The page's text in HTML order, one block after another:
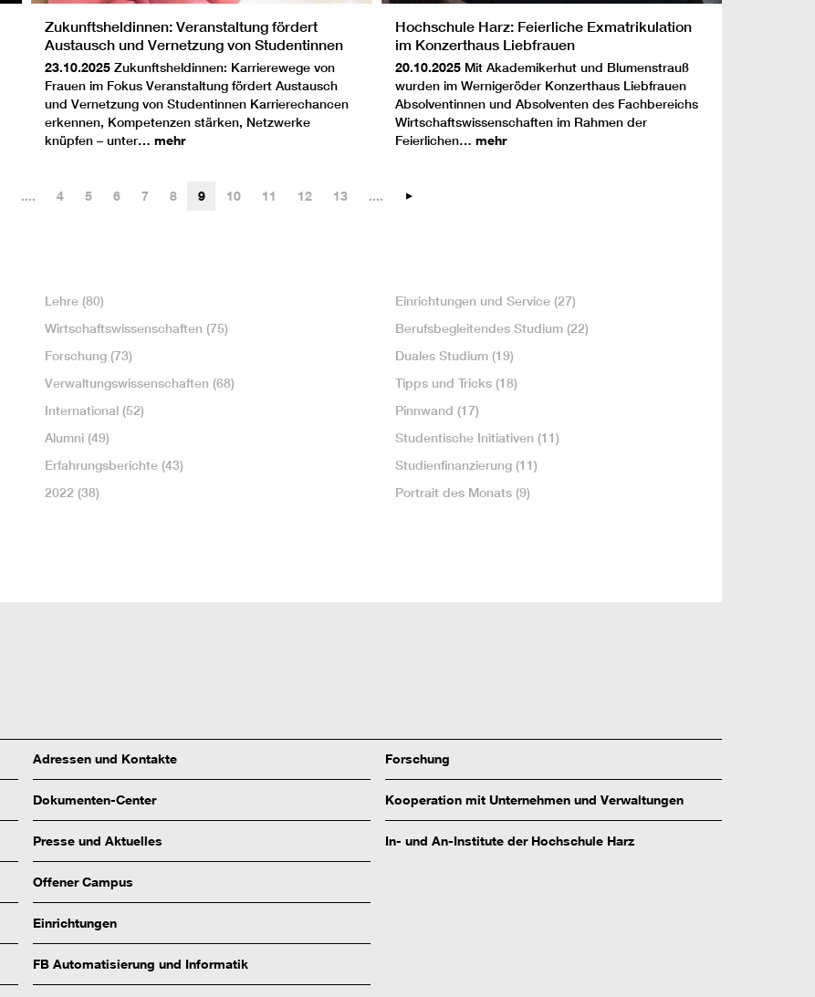
Zukunftsheldinnen: Veranstaltung fördert
Austausch und Vernetzung von Studentinnen
23.10.2025Zukunftsheldinnen: Karrierewege von
Frauen im Fokus Veranstaltung fördert Austausch
und Vernetzung von Studentinnen Karrierechancen
erkennen, Kompetenzen stärken, Netzwerke
knüpfen – unter…mehr
Hochschule Harz: Feierliche Exmatrikulation
im Konzerthaus Liebfrauen
20.10.2025 Mit Akademikerhut und Blumenstrauß
wurden im Wernigeröder Konzerthaus Liebfrauen
Absolventinnen und Absolventen des Fachbereichs
Wirtschaftswissenschaften im Rahmen der
Feierlichen… mehr
.... 4 5 6 7 8 9 10 11 12 13 ....
Lehre (80)
Wirtschaftswissenschaften (75)
Forschung (73)
Verwaltungswissenschaften (68)
International (52)
Alumni (49)
Erfahrungsberichte (43)
2022 (38)
Einrichtungen und Service (27)
Berufsbegleitendes Studium (22)
Duales Studium (19)
Tipps und Tricks (18)
Pinnwand (17)
Studentische Initiativen (11)
Studienfinanzierung (11)
Portrait des Monats (9)
Adressen und Kontakte
Dokumenten-Center
Presse und Aktuelles
Offener Campus
Einrichtungen
FB Automatisierung und Informatik
Forschung
Kooperation mit Unternehmen und Verwaltungen
In- und An-Institute der Hochschule Harz